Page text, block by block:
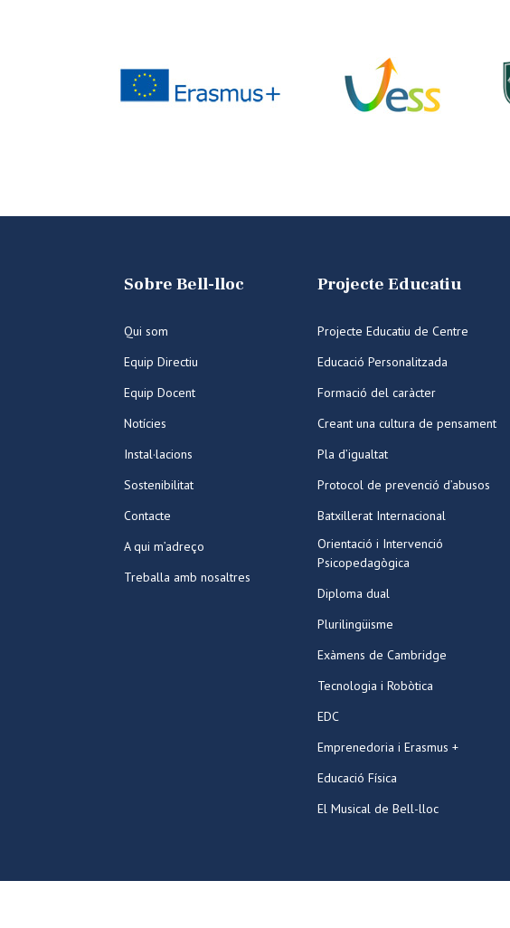
Sobre Bell-lloc
Qui som
Equip Directiu
Equip Docent
Notícies
Instal·lacions
Sostenibilitat
Contacte
A qui m’adreço
Treballa amb nosaltres
Projecte Educatiu
Projecte Educatiu de Centre
Educació Personalitzada
Formació del caràcter
Creant una cultura de pensament
Pla d’igualtat
Protocol de prevenció d’abusos
Batxillerat Internacional
Orientació i Intervenció
Psicopedagògica
Diploma dual
Plurilingüisme
Exàmens de Cambridge
Tecnologia i Robòtica
EDC
Emprenedoria i Erasmus +
Educació Física
El Musical de Bell-lloc